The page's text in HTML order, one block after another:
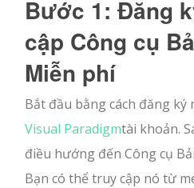
Bước 1: Đăng
cập Công cụ
Miễn phí
Bắt đầu bằng cách đăng ký
Visual Paradigmtài khoản.
điều hướng đến Công cụ
Bạn có thể truy cập nó từ